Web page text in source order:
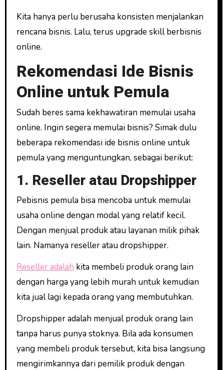
Kita hanya perlu berusaha konsisten menjalankan
rencana bisnis. Lalu, terus upgrade skill berbisnis
online.
Rekomendasi Ide Bisnis
Online untuk Pemula
Sudah beres sama kekhawatiran memulai usaha
online. Ingin segera memulai bisnis? Simak dulu
beberapa rekomendasi ide bisnis online untuk
pemula yang menguntungkan, sebagai berikut:
1. Reseller atau Dropshipper
Pebisnis pemula bisa mencoba untuk memulai
usaha online dengan modal yang relatif kecil.
Dengan menjual produk atau layanan milik pihak
lain. Namanya reseller atau dropshipper.
Reseller adalah kita membeli produk orang lain
dengan harga yang lebih murah untuk kemudian
kita jual lagi kepada orang yang membutuhkan.
Dropshipper adalah menjual produk orang lain
tanpa harus punya stoknya. Bila ada konsumen
yang membeli produk tersebut, kita bisa langsung
mengirimkannya dari pemilik produk dengan